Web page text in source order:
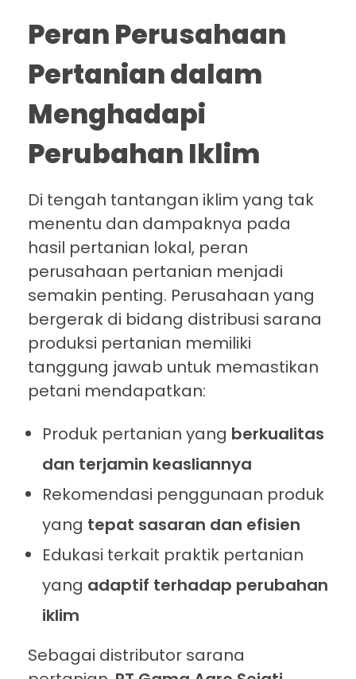
Peran Perusahaan
Pertanian dalam
Menghadapi
Perubahan Iklim
Di tengah tantangan iklim yang tak
menentu dan dampaknya pada
hasil pertanian lokal, peran
perusahaan pertanian menjadi
semakin penting. Perusahaan yang
bergerak di bidang distribusi sarana
produksi pertanian memiliki
tanggung jawab untuk memastikan
petani mendapatkan:
Produk pertanian yang berkualitas
dan terjamin keasliannya
Rekomendasi penggunaan produk
yang tepat sasaran dan efisien
Edukasi terkait praktik pertanian
yang adaptif terhadap perubahan
iklim
Sebagai distributor sarana